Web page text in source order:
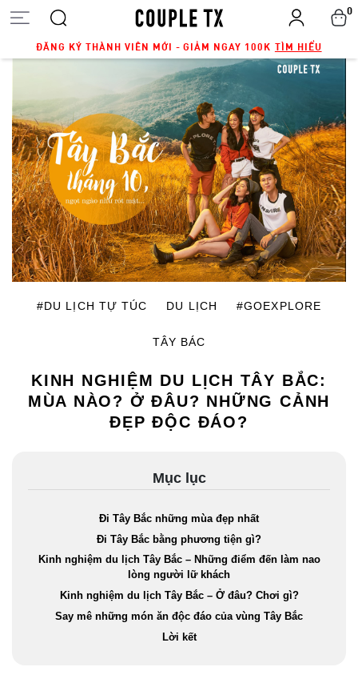
ĐĂNG KÝ THÀNH VIÊN MỚI - GIẢM NGAY 100K TÌM HIỂU
0
#DU LỊCH TỰ TÚC DU LỊCH #GOEXPLORE
TÂY BÁC
KINH NGHIỆM DU LỊCH TÂY BẮC:
MÙA NÀO? Ở ĐÂU? NHỮNG CẢNH
ĐẸP ĐỘC ĐÁO?
Mục lục
Đi Tây Bắc những mùa đẹp nhất
Đi Tây Bắc bằng phương tiện gì?
Kinh nghiệm du lịch Tây Bắc – Những điểm đến làm nao
lòng người lữ khách
Kinh nghiệm du lịch Tây Bắc – Ở đâu? Chơi gì?
Say mê những món ăn độc đáo của vùng Tây Bắc
Lời kết